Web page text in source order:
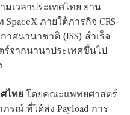
เวลาประเทศไทย ยาน
ภายใต้ภารกิจ CRS-
าศนานาชาติ (ISS) สำเร็จ
จากนานาประเทศขึ้นไป
ไทย โดยคณะแพทยศาสตร์
รณ์ ที่ได้ส่ง Payload การ